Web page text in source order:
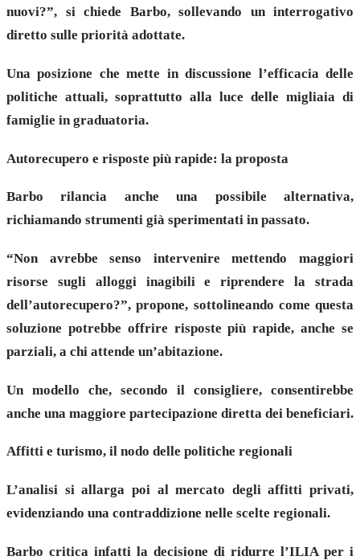
nuovi?”, si chiede Barbo, sollevando un interrogativo
diretto sulle priorità adottate.
Una posizione che mette in discussione l’efficacia delle
politiche attuali, soprattutto alla luce delle migliaia di
famiglie in graduatoria.
Autorecupero e risposte più rapide: la proposta
Barbo rilancia anche una possibile alternativa,
richiamando strumenti già sperimentati in passato.
“Non avrebbe senso intervenire mettendo maggiori
risorse sugli alloggi inagibili e riprendere la strada
dell’autorecupero?”, propone, sottolineando come questa
soluzione potrebbe offrire risposte più rapide, anche se
parziali, a chi attende un’abitazione.
Un modello che, secondo il consigliere, consentirebbe
anche una maggiore partecipazione diretta dei beneficiari.
Affitti e turismo, il nodo delle politiche regionali
L’analisi si allarga poi al mercato degli affitti privati,
evidenziando una contraddizione nelle scelte regionali.
Barbo critica infatti la decisione di ridurre l’ILIA per i